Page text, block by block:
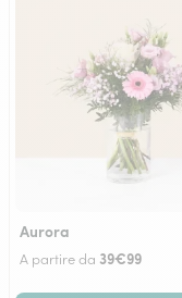
Aurora
A partire da 39€99